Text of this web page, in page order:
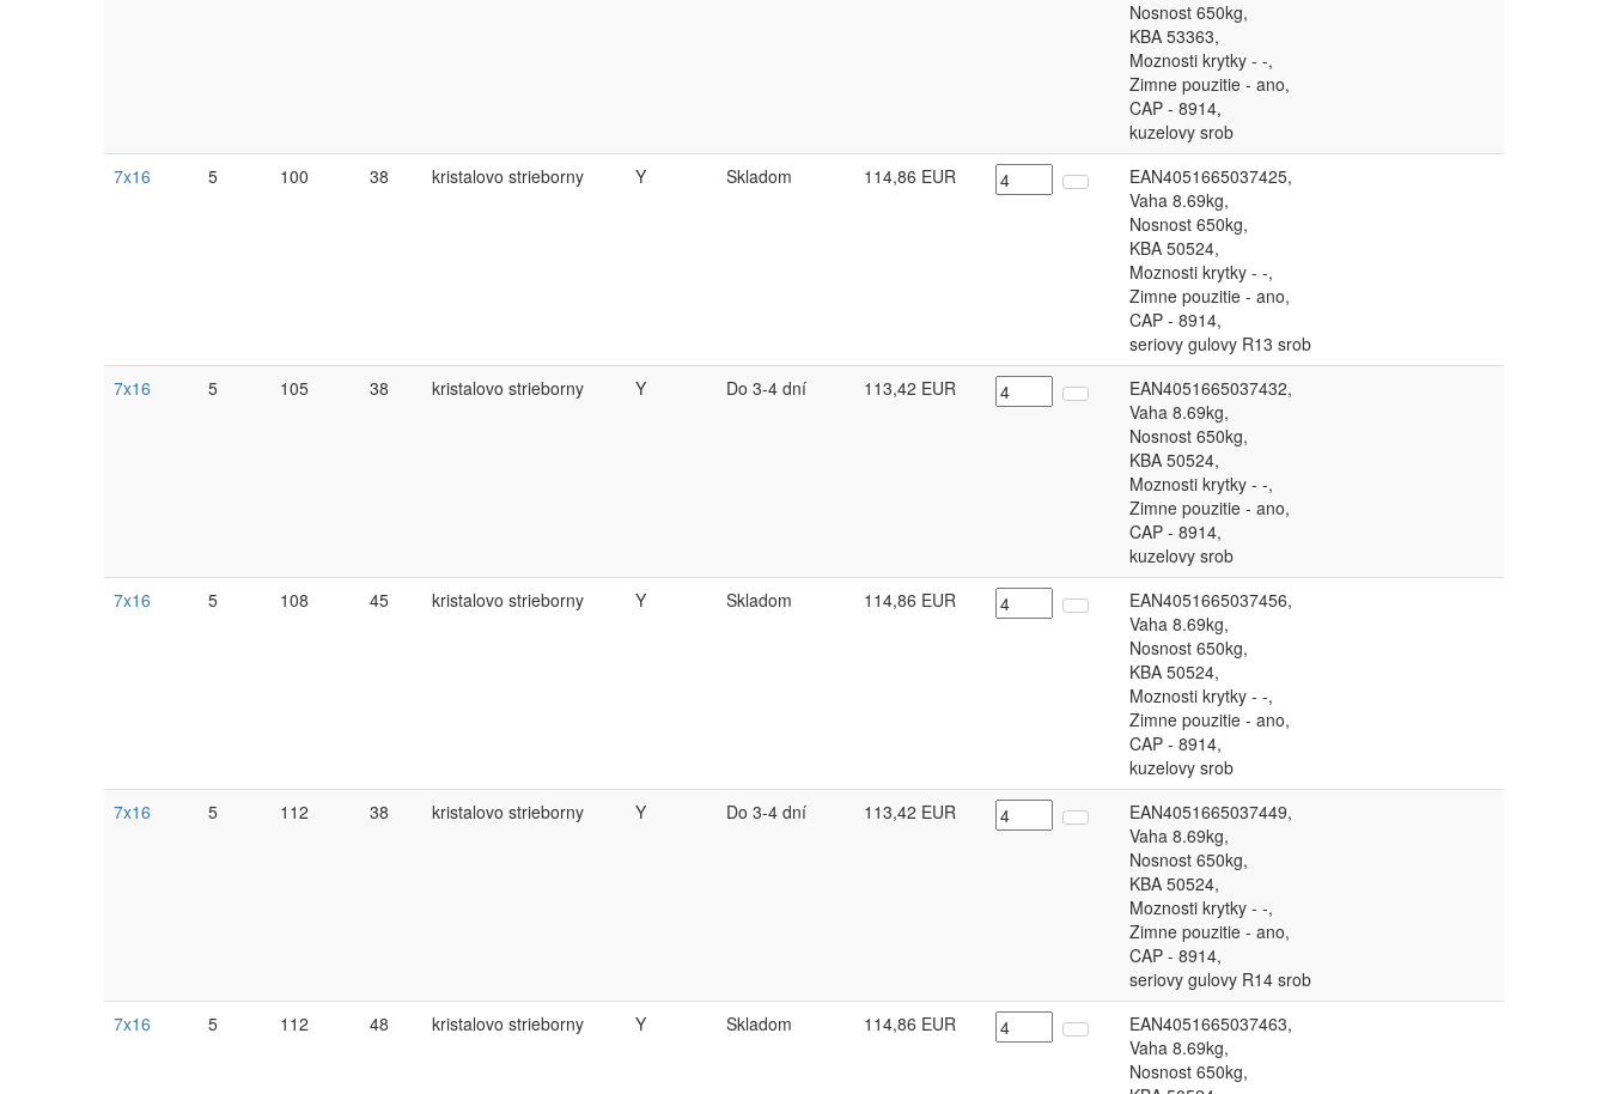
Nosnost 650kg,
KBA 53363,
Moznosti krytky - -,
Zimne pouzitie - ano,
CAP - 8914,
kuzelovy srob
7x16
5 100 38 kristalovo strieborny Y Skladom 114,86 EUR
EAN4051665037425,
Vaha 8.69kg,
Nosnost 650kg,
KBA 50524,
Moznosti krytky - -,
Zimne pouzitie - ano,
CAP - 8914,
seriovy gulovy R13 srob
7x16
5 105 38 kristalovo strieborny Y Do 3-4 dní 113,42 EUR
EAN4051665037432,
Vaha 8.69kg,
Nosnost 650kg,
KBA 50524,
Moznosti krytky - -,
Zimne pouzitie - ano,
CAP - 8914,
kuzelovy srob
7x16
5 108 45 kristalovo strieborny Y Skladom 114,86 EUR
EAN4051665037456,
Vaha 8.69kg,
Nosnost 650kg,
KBA 50524,
Moznosti krytky - -,
Zimne pouzitie - ano,
CAP - 8914,
kuzelovy srob
7x16
5 112 38 kristalovo strieborny Y Do 3-4 dní 113,42 EUR
EAN4051665037449,
Vaha 8.69kg,
Nosnost 650kg,
KBA 50524,
Moznosti krytky - -,
Zimne pouzitie - ano,
CAP - 8914,
seriovy gulovy R14 srob
7x16
5 112 48 kristalovo strieborny Y Skladom 114,86 EUR
EAN4051665037463,
Vaha 8.69kg,
Nosnost 650kg,